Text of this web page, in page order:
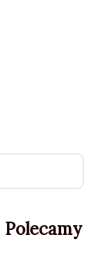
Polecamy